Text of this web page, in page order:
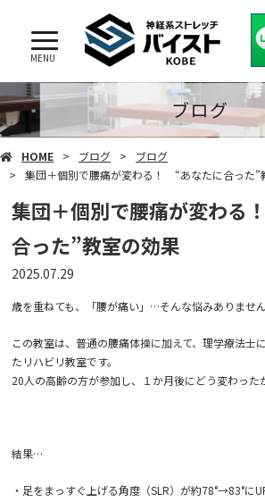
MENU
ブログ
HOME ブログ
ブログ
集団＋個別で腰痛が変わる！ “あなたに合った”
集団＋個別で腰痛が変わる
合った”教室の効果
2025.07.29
歳を重ねても、「腰が痛い」…そんな悩みありませ
この教室は、普通の腰痛体操に加えて、理学療法士
たリハビリ教室です。
20人の高齢の方が参加し、１か月後にどう変わった
結果…
・足をまっすぐ上げる角度（SLR）が約78°→83°に